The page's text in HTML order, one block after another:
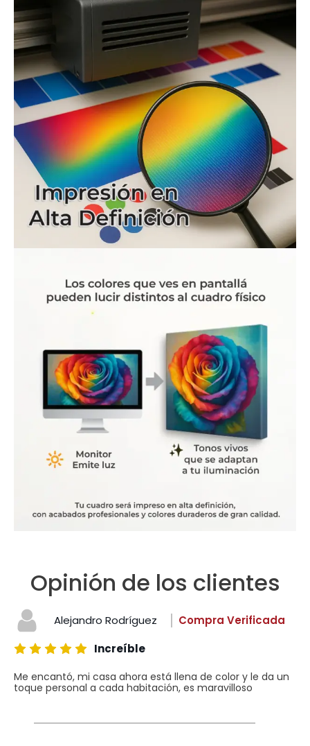
Opinión de los clientes
Alejandro Rodríguez
Compra Verificada
Increíble
Me encantó, mi casa ahora está llena de color y le da un
toque personal a cada habitación, es maravilloso